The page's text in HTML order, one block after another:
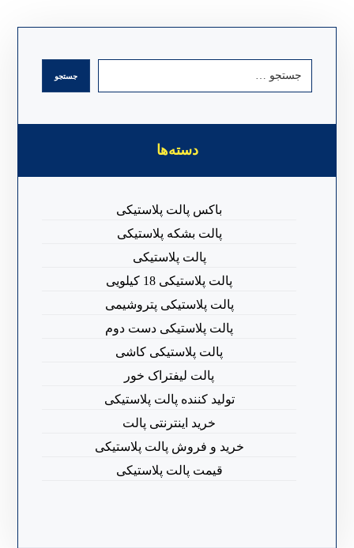
دسته‌ها
باکس پالت پلاستیکی
پالت بشکه پلاستیکی
پالت پلاستیکی
پالت پلاستیکی 18 کیلویی
پالت پلاستیکی پتروشیمی
پالت پلاستیکی دست دوم
پالت پلاستیکی کاشی
پالت لیفتراک خور
تولید کننده پالت پلاستیکی
خرید اینترنتی پالت
خرید و فروش پالت پلاستیکی
قیمت پالت پلاستیکی